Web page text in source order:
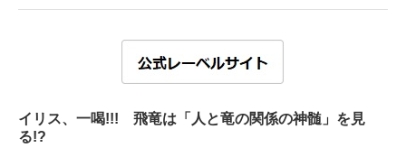
イリス、一喝!!! 飛竜は「人と竜の関係の神髄」を見
る!?